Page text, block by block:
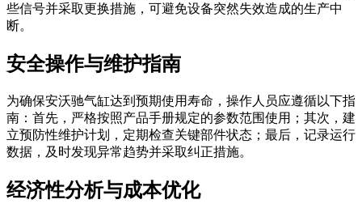
些信号并采取更换措施，可避免设备突然失效造成的生产中
断。
安全操作与维护指南
为确保安沃驰气缸达到预期使用寿命，操作人员应遵循以下指
南：首先，严格按照产品手册规定的参数范围使用；其次，建
立预防性维护计划，定期检查关键部件状态；最后，记录运行
数据，及时发现异常趋势并采取纠正措施。
经济性分析与成本优化